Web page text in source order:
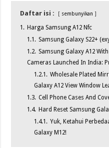
Daftar isi : sembunyikan
1. Harga Samsung A12 Nfc
1.1. Samsung Galaxy S22+
1.2. Samsung Galaxy A12
Cameras Launched In India:
1.2.1. Wholesale Plated
Galaxy A12 View Window
1.3. Cell Phone Cases And
1.4. Hard Reset Samsung
1.4.1. Yuk, Ketahui
Galaxy M12!